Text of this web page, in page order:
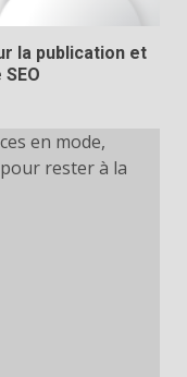
la publication et